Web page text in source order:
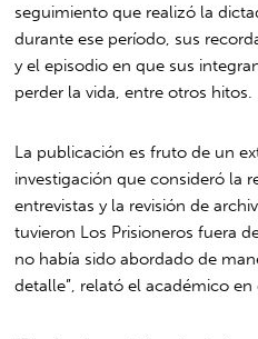
seguimiento que realizó la
durante ese período, sus
y el episodio en que sus
perder la vida, entre otros hitos.
La publicación es fruto de un
investigación que consideró la
entrevistas y la revisión de
tuvieron Los Prisioneros fuera
no había sido abordado de
detalle”, relató el académico